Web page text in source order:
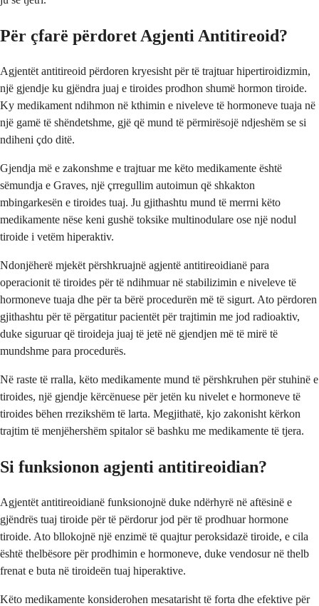
Për çfarë përdoret Agjenti Antitireoid?
Agjentët antitireoid përdoren kryesisht për të trajtuar hipertiroidizmin,
një gjendje ku gjëndra juaj e tiroides prodhon shumë hormon tiroide.
Ky medikament ndihmon në kthimin e niveleve të hormoneve tuaja në
një gamë të shëndetshme, gjë që mund të përmirësojë ndjeshëm se si
ndiheni çdo ditë.
Gjendja më e zakonshme e trajtuar me këto medikamente është
sëmundja e Graves, një çrregullim autoimun që shkakton
mbingarkesën e tiroides tuaj. Ju gjithashtu mund të merrni këto
medikamente nëse keni gushë toksike multinodulare ose një nodul
tiroide i vetëm hiperaktiv.
Ndonjëherë mjekët përshkruajnë agjentë antitireoidianë para
operacionit të tiroides për të ndihmuar në stabilizimin e niveleve të
hormoneve tuaja dhe për ta bërë procedurën më të sigurt. Ato përdoren
gjithashtu për të përgatitur pacientët për trajtimin me jod radioaktiv,
duke siguruar që tiroideja juaj të jetë në gjendjen më të mirë të
mundshme para procedurës.
Në raste të rralla, këto medikamente mund të përshkruhen për stuhinë e
tiroides, një gjendje kërcënuese për jetën ku nivelet e hormoneve të
tiroides bëhen rrezikshëm të larta. Megjithatë, kjo zakonisht kërkon
trajtim të menjëhershëm spitalor së bashku me medikamente të tjera.
Si funksionon agjenti antitireoidian?
Agjentët antitireoidianë funksionojnë duke ndërhyrë në aftësinë e
gjëndrës tuaj tiroide për të përdorur jod për të prodhuar hormone
tiroide. Ato bllokojnë një enzimë të quajtur peroksidazë tiroide, e cila
është thelbësore për prodhimin e hormoneve, duke vendosur në thelb
frenat e buta në tiroideën tuaj hiperaktive.
Këto medikamente konsiderohen mesatarisht të forta dhe efektive për